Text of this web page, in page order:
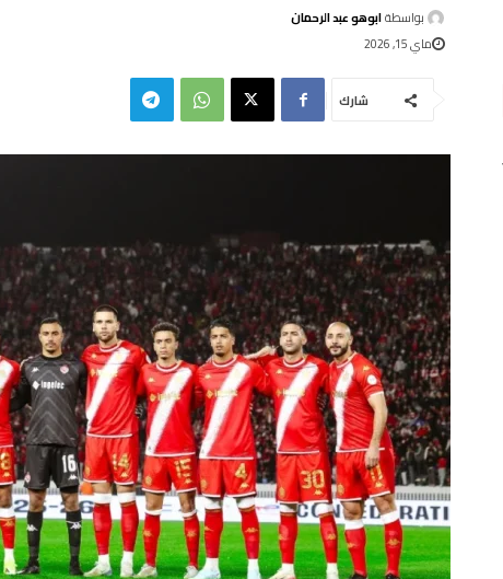
بواسطةابوهو عبد الرحمان
ماي 15, 2026
شارك